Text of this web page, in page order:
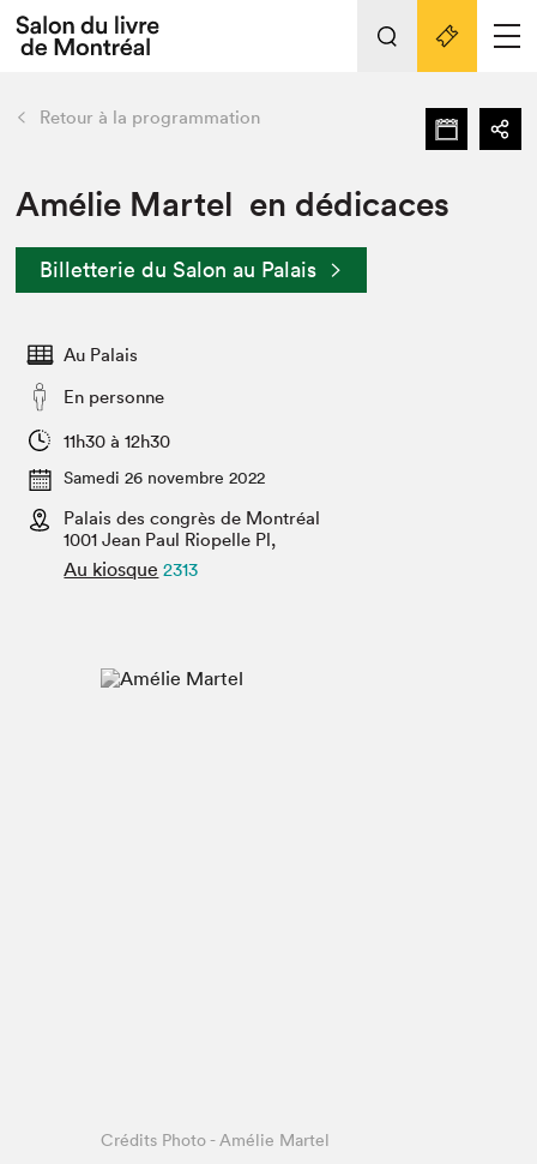
Espace exposant⋅e⋅s
Espace enseignant·e·s
Espace médias
L'événement
Préparer sa visite au Salon
Actualités
SLM PRO
retour Nos activités
Préparer sa visite
Salon dans la ville et en ligne
Projets partenaires
Liens pratiques
Retour à la programmation
Amélie Martel en dédicaces
Billetterie du Salon au Palais
Au Palais
En personne
11h30 à 12h30
Samedi 26 novembre 2022
Palais des congrès de Montréal
1001 Jean Paul Riopelle Pl,
Au kiosque 2313
Crédits Photo - Amélie Martel